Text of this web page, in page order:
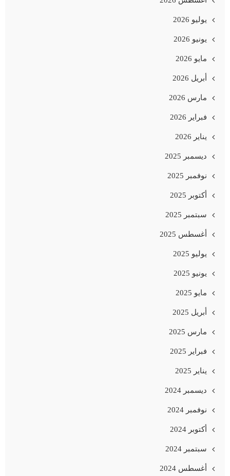
يوليو 2026
يونيو 2026
مايو 2026
أبريل 2026
مارس 2026
فبراير 2026
يناير 2026
ديسمبر 2025
نوفمبر 2025
أكتوبر 2025
سبتمبر 2025
أغسطس 2025
يوليو 2025
يونيو 2025
مايو 2025
أبريل 2025
مارس 2025
فبراير 2025
يناير 2025
ديسمبر 2024
نوفمبر 2024
أكتوبر 2024
سبتمبر 2024
أغسطس 2024